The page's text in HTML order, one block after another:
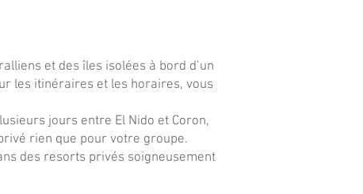
et des îles isolées à bord d’un
les itinéraires et les horaires, vous
jours entre El Nido et Coron,
rien que pour votre groupe.
des resorts privés soigneusement